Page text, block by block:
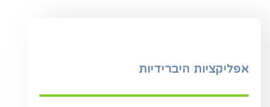
אפליקציות היברידיות